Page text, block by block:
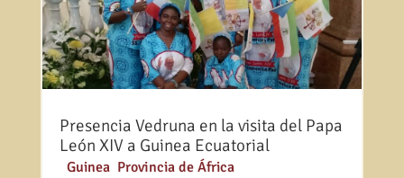
Presencia Vedruna en la visita del Papa
León XIV a Guinea Ecuatorial
Guinea, Provincia de África